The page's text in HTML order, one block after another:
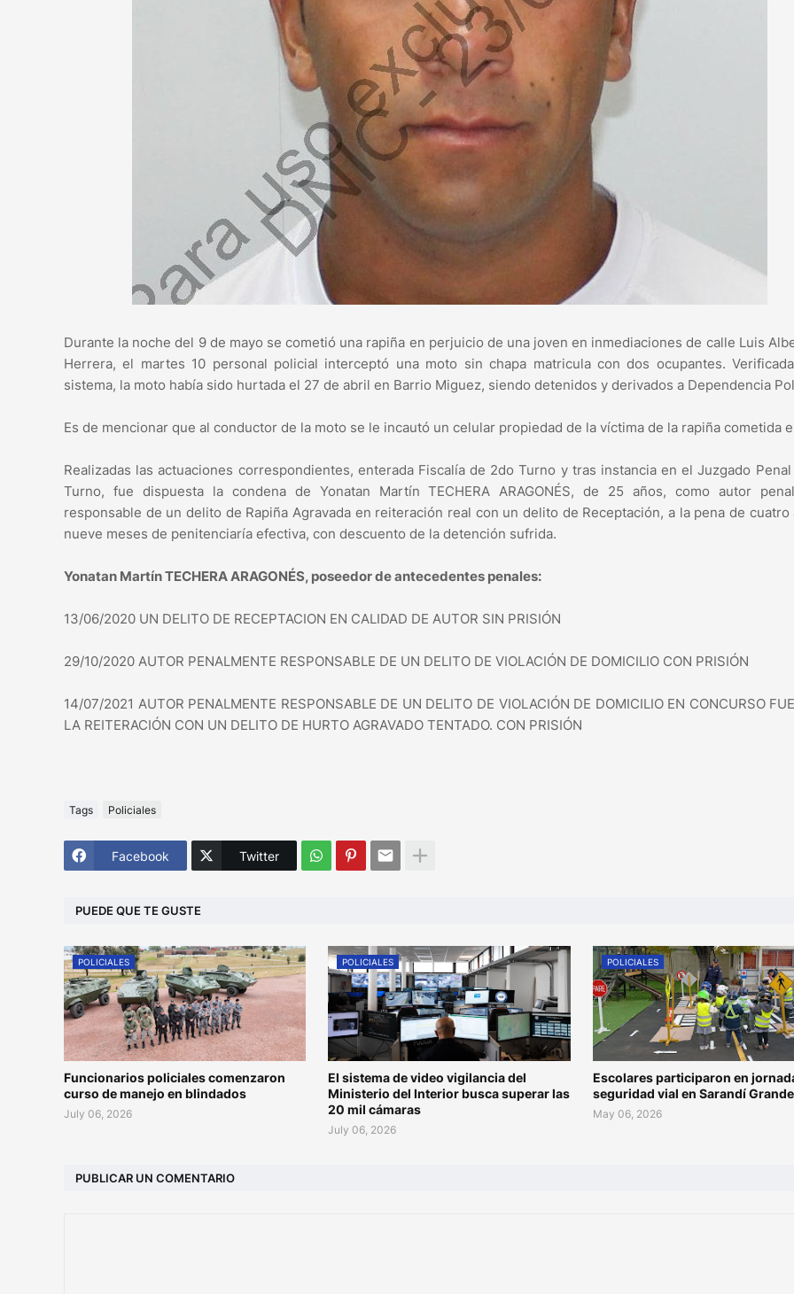
Durante la noche del 9 de mayo se cometió una rapiña en perjuicio de una joven en inmediaciones de calle Luis
Herrera, el martes 10 personal policial interceptó una moto sin chapa matricula con dos ocupantes.
sistema, la moto había sido hurtada el 27 de abril en Barrio Miguez, siendo detenidos y derivados a Dependencia
Es de mencionar que al conductor de la moto se le incautó un celular propiedad de la víctima de la rapiña cometida
Realizadas las actuaciones correspondientes, enterada Fiscalía de 2do Turno y tras instancia en el Juzgado Penal
Turno, fue dispuesta la condena de Yonatan Martín TECHERA ARAGONÉS, de 25 años, como autor
responsable de un delito de Rapiña Agravada en reiteración real con un delito de Receptación, a la pena de cuatro
nueve meses de penitenciaría efectiva, con descuento de la detención sufrida.
Yonatan Martín TECHERA ARAGONÉS, poseedor de antecedentes penales:
13/06/2020 UN DELITO DE RECEPTACION EN CALIDAD DE AUTOR SIN PRISIÓN
29/10/2020 AUTOR PENALMENTE RESPONSABLE DE UN DELITO DE VIOLACIÓN DE DOMICILIO CON PRISIÓN
14/07/2021 AUTOR PENALMENTE RESPONSABLE DE UN DELITO DE VIOLACIÓN DE DOMICILIO EN CONCURSO
LA REITERACIÓN CON UN DELITO DE HURTO AGRAVADO TENTADO. CON PRISIÓN
Tags Policiales
Facebook Twitter
PUEDE QUE TE GUSTE
POLICIALES
Funcionarios policiales comenzaron
curso de manejo en blindados
July 06, 2026
POLICIALES
El sistema de video vigilancia del
Ministerio del Interior busca superar las
20 mil cámaras
July 06, 2026
POLICIALES
Escolares participaron en
seguridad vial en Sarandí Grande
May 06, 2026
PUBLICAR UN COMENTARIO